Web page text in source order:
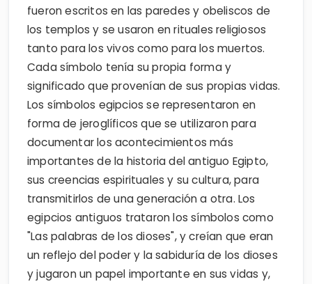
fueron escritos en las paredes y obeliscos de
los templos y se usaron en rituales religiosos
tanto para los vivos como para los muertos.
Cada símbolo tenía su propia forma y
significado que provenían de sus propias vidas.
Los símbolos egipcios se representaron en
forma de jeroglíficos que se utilizaron para
documentar los acontecimientos más
importantes de la historia del antiguo Egipto,
sus creencias espirituales y su cultura, para
transmitirlos de una generación a otra. Los
egipcios antiguos trataron los símbolos como
"Las palabras de los dioses", y creían que eran
un reflejo del poder y la sabiduría de los dioses
y jugaron un papel importante en sus vidas y,